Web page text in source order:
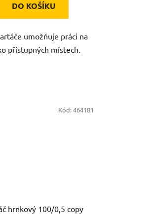
DO KOŠÍKU
umožňuje práci na
přístupných místech.
hrnkový 100/0,5 copy
Kód:464181